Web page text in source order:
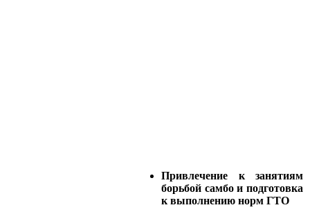
Привлечение к занятиям
борьбой самбо и подготовка
к выполнению норм ГТО